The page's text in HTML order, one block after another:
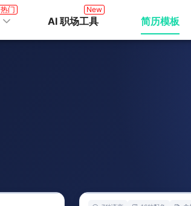
热门
AI 职场工具
New
简历模板